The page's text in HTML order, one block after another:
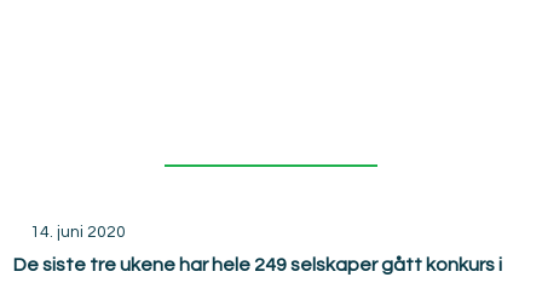
14. juni 2020
De siste tre ukene har hele 249 selskaper gått konkurs i